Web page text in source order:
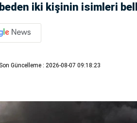
iki kişinin isimleri
Güncelleme : 2026-08-07 09:18:23